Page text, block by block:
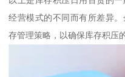
经营模式的不同而有所差异
存管理策略，以确保库存积压